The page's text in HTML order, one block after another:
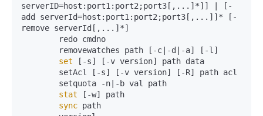
serverID=host:port1:port2;port3[,...]*]] | [-
add serverId=host:port1:port2;port3[,...]]* [-
remove serverId[,...]*]
set [-s] [-v version] path data
stat [-w] path
sync path